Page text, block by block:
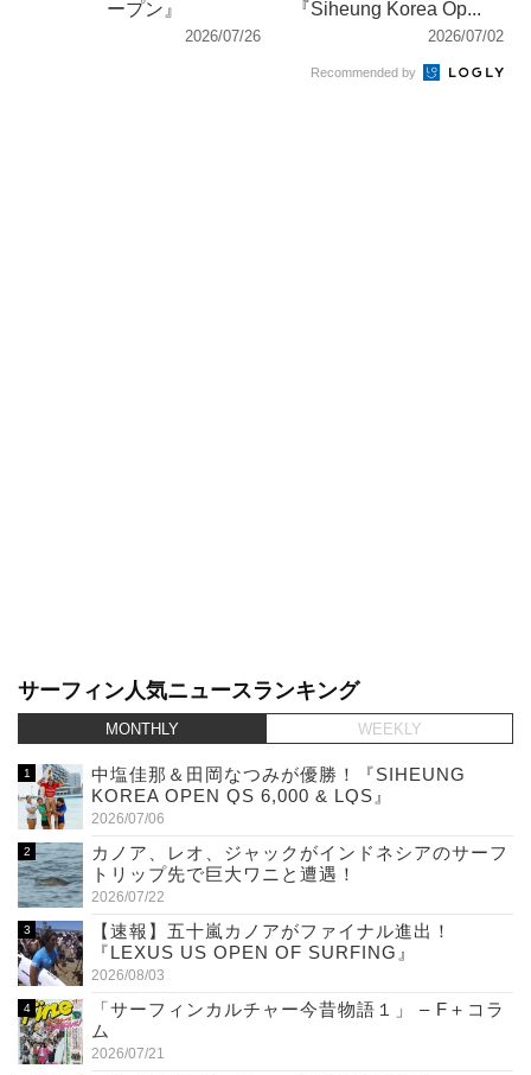
ープン』
2026/07/26
『Siheung Korea Op...
2026/07/02
Recommended by
サーフィン人気ニュースランキング
MONTHLY WEEKLY
中塩佳那＆田岡なつみが優勝！『SIHEUNG
KOREA OPEN QS 6,000 & LQS』
2026/07/06
カノア、レオ、ジャックがインドネシアのサーフ
トリップ先で巨大ワニと遭遇！
2026/07/22
【速報】五十嵐カノアがファイナル進出！
『LEXUS US OPEN OF SURFING』
2026/08/03
「サーフィンカルチャー今昔物語１」 – F＋コラ
ム
2026/07/21